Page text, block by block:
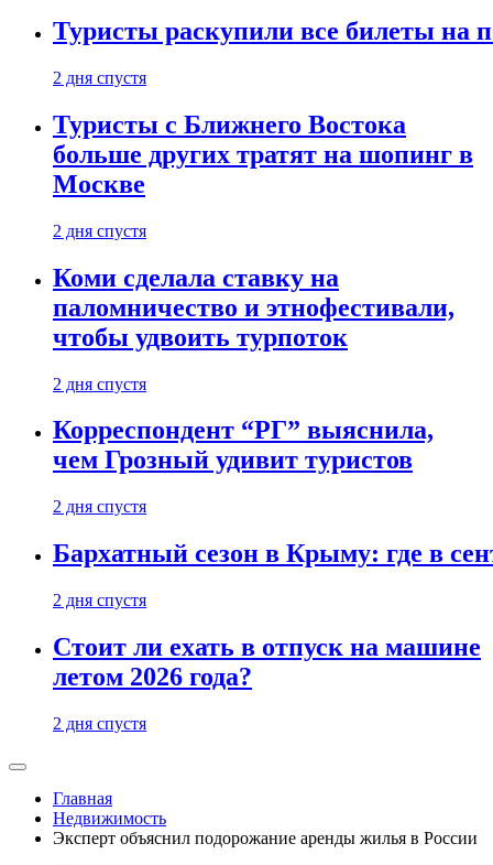
Туристы раскупили все билеты на
2 дня спустя
Туристы с Ближнего Востока
больше других тратят на шопинг в
Москве
2 дня спустя
Коми сделала ставку на
паломничество и этнофестивали,
чтобы удвоить турпоток
2 дня спустя
Корреспондент “РГ” выяснила,
чем Грозный удивит туристов
2 дня спустя
Бархатный сезон в Крыму: где в
2 дня спустя
Стоит ли ехать в отпуск на машине
летом 2026 года?
2 дня спустя
Главная
Недвижимость
Эксперт объяснил подорожание аренды жилья в России